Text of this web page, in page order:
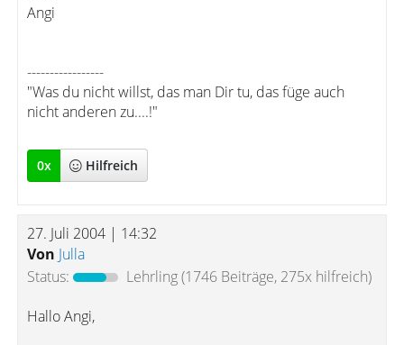
Angi
-----------------
"Was du nicht willst, das man Dir tu, das füge auch
nicht anderen zu....!"
0x Hilfreich
27. Juli 2004 | 14:32
Von Julla
Status:
Lehrling(1746 Beiträge, 275x hilfreich)
Hallo Angi,